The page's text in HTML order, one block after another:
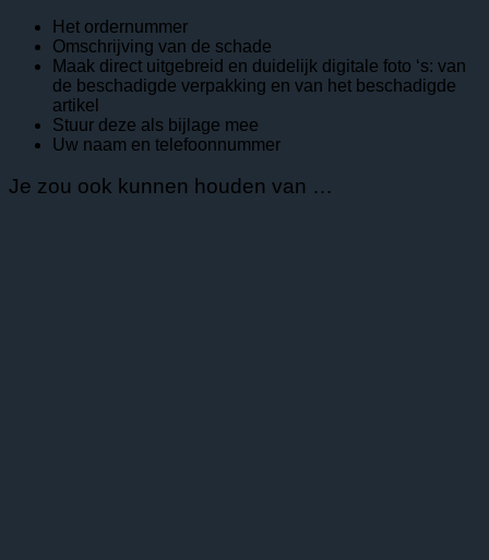
Het ordernummer
Omschrijving van de schade
Maak direct uitgebreid en duidelijk digitale foto ‘s: van
de beschadigde verpakking en van het beschadigde
artikel
Stuur deze als bijlage mee
Uw naam en telefoonnummer
Je zou ook kunnen houden van …